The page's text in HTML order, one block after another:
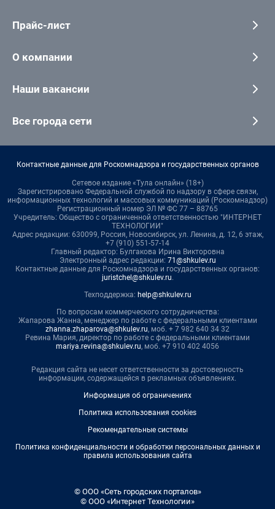
Прайс-лист
О компании
Наши вакансии
Все города сети
Контактные данные для Роскомнадзора и государственных органов
Сетевое издание «Тула онлайн» (18+)
Зарегистрировано Федеральной службой по надзору в сфере связи,
информационных технологий и массовых коммуникаций (Роскомнадзор)
Регистрационный номер ЭЛ № ФС 77 – 88765
Учредитель: Общество с ограниченной ответственностью "ИНТЕРНЕТ
ТЕХНОЛОГИИ"
Адрес редакции: 630099, Россия, Новосибирск, ул. Ленина, д. 12, 6 этаж,
+7 (910) 551-57-14
Главный редактор: Булгакова Ирина Викторовна
Электронный адрес редакции: 71@shkulev.ru
Контактные данные для Роскомнадзора и государственных органов:
juristchel@shkulev.ru.
Техподдержка: help@shkulev.ru
По вопросам коммерческого сотрудничества:
Жапарова Жанна, менеджер по работе с федеральными клиентами
zhanna.zhaparova@shkulev.ru, моб. + 7 982 640 34 32
Ревина Мария, директор по работе с федеральными клиентами
mariya.revina@shkulev.ru, моб. +7 910 402 4056
Редакция сайта не несет ответственности за достоверность
информации, содержащейся в рекламных объявлениях.
Информация об ограничениях
Политика использования cookies
Рекомендательные системы
Политика конфиденциальности и обработки персональных данных и
правила использования сайта
© ООО «Сеть городских порталов»
© ООО «Интернет Технологии»